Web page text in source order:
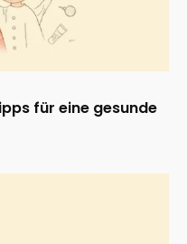
für eine gesunde